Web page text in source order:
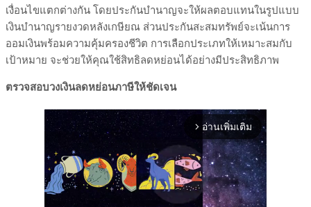
เงื่อนไขแตกต่างกัน โดยประกันบำนาญจะให้ผลตอบแทนในรูปแบบ
เงินบำนาญรายงวดหลังเกษียณ ส่วนประกันสะสมทรัพย์จะเน้นการ
ออมเงินพร้อมความคุ้มครองชีวิต การเลือกประเภทให้เหมาะสมกับ
เป้าหมาย จะช่วยให้คุณใช้สิทธิลดหย่อนได้อย่างมีประสิทธิภาพ
ตรวจสอบวงเงินลดหย่อนภาษีให้ชัดเจน
arrow_forward_ios อ่านเพิ่มเติม